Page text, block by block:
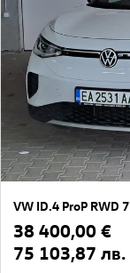
38 400,00 €
75 103,87 лв.